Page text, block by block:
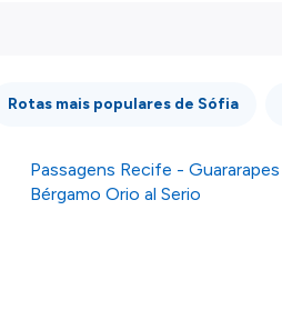
Rotas mais populares de Sófia
Passagens Recife -
Bérgamo Orio al Serio